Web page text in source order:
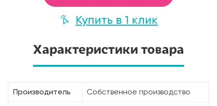
Купить в 1 клик
Характеристики товара
Производитель Собственное производство